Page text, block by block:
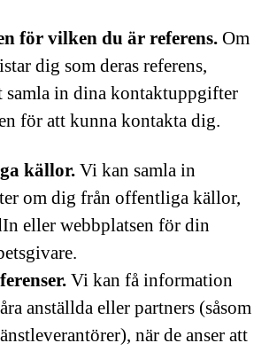
för vilken du är referens. Om
dig som deras referens,
samla in dina kontaktuppgifter
för att kunna kontakta dig.
källor. Vi kan samla in
om dig från offentliga källor,
eller webbplatsen för din
Vi kan få information
anställda eller partners (såsom
när de anser att